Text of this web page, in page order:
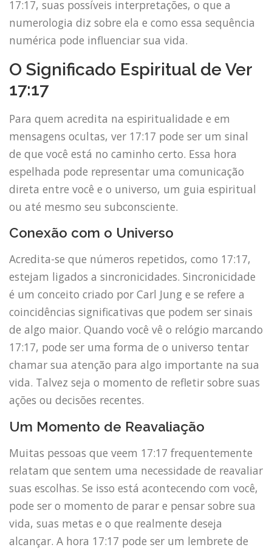
17:17, suas possíveis interpretações, o que a
numerologia diz sobre ela e como essa sequência
numérica pode influenciar sua vida.
O Significado Espiritual de Ver
17:17
Para quem acredita na espiritualidade e em
mensagens ocultas, ver 17:17 pode ser um sinal
de que você está no caminho certo. Essa hora
espelhada pode representar uma comunicação
direta entre você e o universo, um guia espiritual
ou até mesmo seu subconsciente.
Conexão com o Universo
Acredita-se que números repetidos, como 17:17,
estejam ligados a sincronicidades. Sincronicidade
é um conceito criado por Carl Jung e se refere a
coincidências significativas que podem ser sinais
de algo maior. Quando você vê o relógio marcando
17:17, pode ser uma forma de o universo tentar
chamar sua atenção para algo importante na sua
vida. Talvez seja o momento de refletir sobre suas
ações ou decisões recentes.
Um Momento de Reavaliação
Muitas pessoas que veem 17:17 frequentemente
relatam que sentem uma necessidade de reavaliar
suas escolhas. Se isso está acontecendo com você,
pode ser o momento de parar e pensar sobre sua
vida, suas metas e o que realmente deseja
alcançar. A hora 17:17 pode ser um lembrete de